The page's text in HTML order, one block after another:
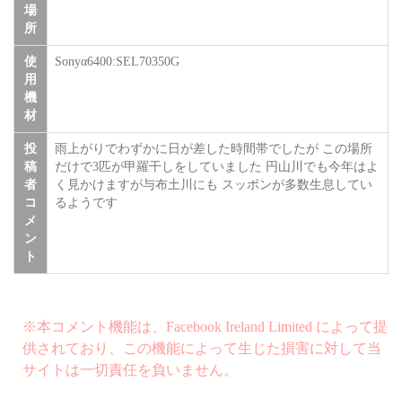
場
所
使
用
機
材
Sonyα6400:SEL70350G
投
稿
者
コ
メ
ン
ト
雨上がりでわずかに日が差した時間帯でしたが この場所
だけで3匹が甲羅干しをしていました 円山川でも今年はよ
く見かけますが与布土川にも スッポンが多数生息してい
るようです
※本コメント機能は、Facebook Ireland Limited によって提
供されており、この機能によって生じた損害に対して当
サイトは一切責任を負いません。